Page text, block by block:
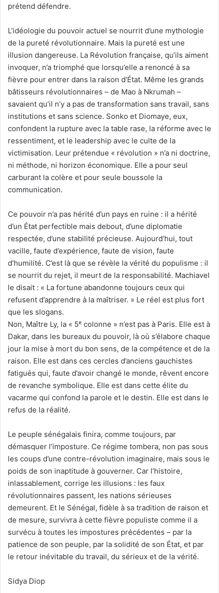
prétend défendre.
L’idéologie du pouvoir actuel se nourrit d’une mythologie
de la pureté révolutionnaire. Mais la pureté est une
illusion dangereuse. La Révolution française, qu’ils aiment
invoquer, n’a triomphé que lorsqu’elle a renoncé à sa
fièvre pour entrer dans la raison d’État. Même les grands
bâtisseurs révolutionnaires – de Mao à Nkrumah –
savaient qu’il n’y a pas de transformation sans travail, sans
institutions et sans science. Sonko et Diomaye, eux,
confondent la rupture avec la table rase, la réforme avec le
ressentiment, et le leadership avec le culte de la
victimisation. Leur prétendue « révolution » n’a ni doctrine,
ni méthode, ni horizon économique. Elle a pour seul
carburant la colère et pour seule boussole la
communication.
Ce pouvoir n’a pas hérité d’un pays en ruine : il a hérité
d’un État perfectible mais debout, d’une diplomatie
respectée, d’une stabilité précieuse. Aujourd’hui, tout
vacille, faute d’expérience, faute de vision, faute
d’humilité. C’est là que se révèle la vérité du populisme : il
se nourrit du rejet, il meurt de la responsabilité. Machiavel
le disait : « La fortune abandonne toujours ceux qui
refusent d’apprendre à la maîtriser. » Le réel est plus fort
que les slogans.
Non, Maître Ly, la « 5ᵉ colonne » n’est pas à Paris. Elle est à
Dakar, dans les bureaux du pouvoir, là où s’élabore chaque
jour la mise à mort du bon sens, de la compétence et de la
raison. Elle est dans ces cercles d’anciens gauchistes
fatigués qui, faute d’avoir changé le monde, rêvent encore
de revanche symbolique. Elle est dans cette élite du
vacarme qui confond la parole et le destin. Elle est dans le
refus de la réalité.
Le peuple sénégalais finira, comme toujours, par
démasquer l’imposture. Ce régime tombera, non pas sous
les coups d’une contre-révolution imaginaire, mais sous le
poids de son inaptitude à gouverner. Car l’histoire,
inlassablement, corrige les illusions : les faux
révolutionnaires passent, les nations sérieuses
demeurent. Et le Sénégal, fidèle à sa tradition de raison et
de mesure, survivra à cette fièvre populiste comme il a
survécu à toutes les impostures précédentes – par la
patience de son peuple, par la solidité de son État, et par
le retour inévitable du travail, du sérieux et de la vérité.
Sidya Diop